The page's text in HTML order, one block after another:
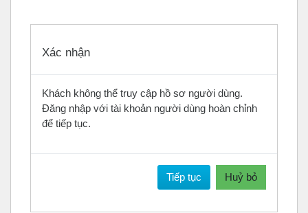
Xác nhận
Khách không thể truy cập hồ sơ người dùng.
Đăng nhập với tài khoản người dùng hoàn chỉnh
để tiếp tục.
Tiếp tục Huỷ bỏ